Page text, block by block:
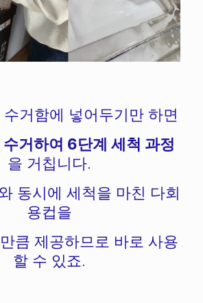
거함에 넣어두기만 하면
거하여 6단계 세척 과정
을 거칩니다.
동시에 세척을 마친 다회
용컵을
큼 제공하므로 바로 사용
할 수 있죠.